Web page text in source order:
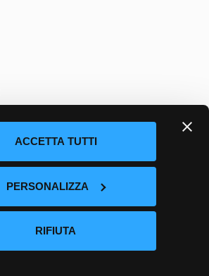
ACCETTA TUTTI
PERSONALIZZA
RIFIUTA